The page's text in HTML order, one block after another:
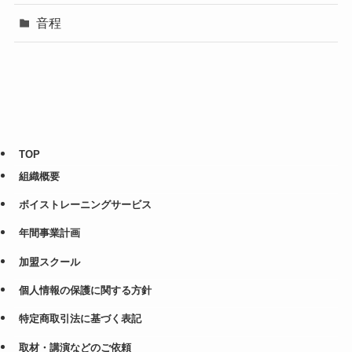
音程
TOP
組織概要
ボイストレーニングサービス
年間事業計画
加盟スクール
個人情報の保護に関する方針
特定商取引法に基づく表記
取材・講演などのご依頼